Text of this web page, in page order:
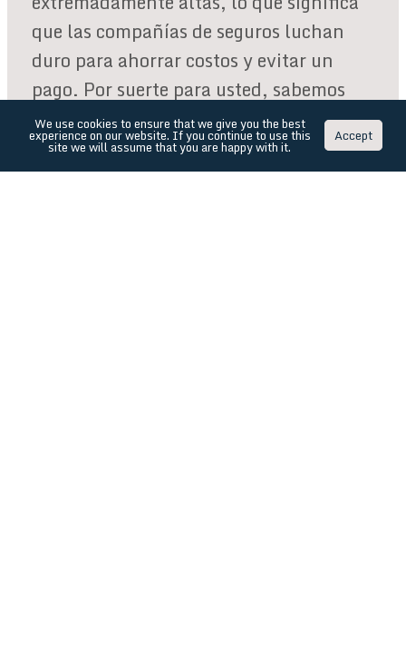
que las compañías de seguros luchan
duro para ahorrar costos y evitar un
pago. Por suerte para usted, sabemos
todas las tácticas que utilizarán, así
como todas las regulaciones comerciales
de conducción y circunstancias que
We use cookies to ensure that we give you the best
experience on our website. If you continue to use this
site we will assume that you are happy with it.
Accept